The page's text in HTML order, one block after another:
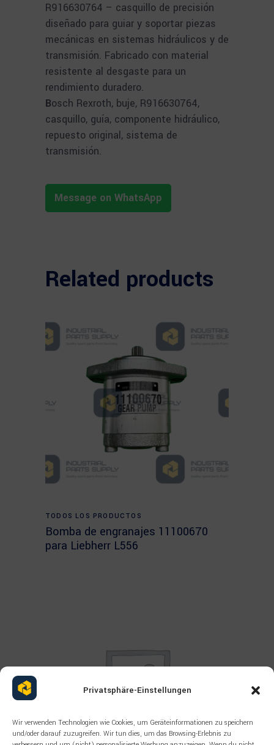
Privatsphäre-Einstellungen
Wir verwenden Technologien wie Cookies, um Geräteinformationen zu speichern
und/oder darauf zuzugreifen. Wir tun dies, um das Browsing-Erlebnis zu
R916630764 – casquillo de precisión
diseñado para guiar y soportar piezas
mecánicas en sistemas hidráulicos y de
transmisión. Fabricado con material
resistente al desgaste para un
rendimiento duradero.
Bosch Rexroth, buje, R916630764,
casquillo, guía, componente hidráulico,
repuesto original, sistema de
transmisión.
Message on WhatsApp
Related products
Read more
TODOS LOS PRODUCTOS
Bomba de engranajes 11100670
para Liebherr L556